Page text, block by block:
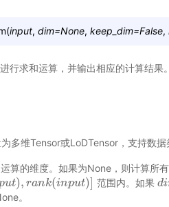
(input, dim=None, keep_dim=False,
行求和运算，并输出相应的计算结果。
为多维Tensor或LoDTensor，支持数
算的维度。如果为None，则计算所
ut), rank(input)]
),rank (input)] 范围内。如果 di
di
。